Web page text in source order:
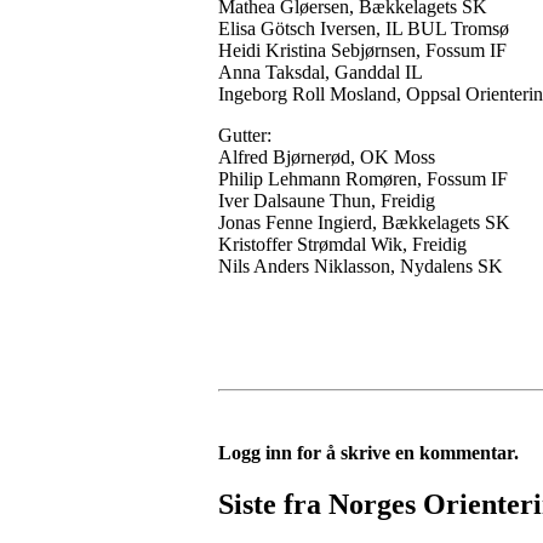
Mathea Gløersen, Bækkelagets SK
Elisa Götsch Iversen, IL BUL Tromsø
Heidi Kristina Sebjørnsen, Fossum IF
Anna Taksdal, Ganddal IL
Ingeborg Roll Mosland, Oppsal
Gutter:
Alfred Bjørnerød, OK Moss
Philip Lehmann Romøren, Fossum IF
Iver Dalsaune Thun, Freidig
Jonas Fenne Ingierd, Bækkelagets SK
Kristoffer Strømdal Wik, Freidig
Nils Anders Niklasson, Nydalens SK
Logg inn for å skrive en kommentar.
Siste fra Norges